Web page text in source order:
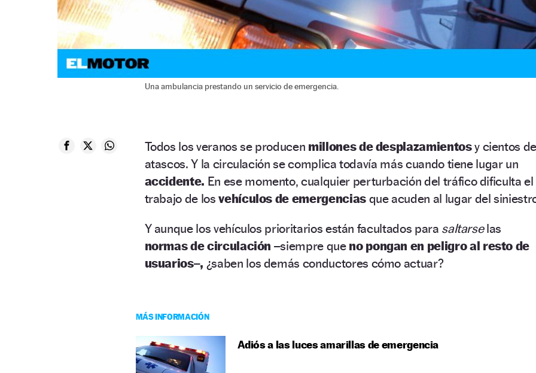
Una ambulancia prestando un servicio de emergencia.
Todos los veranos se producen millones de desplazamientosy cientos
atascos. Y la circulación se complica todavía más cuando tiene lugar un
accidente. En ese momento, cualquier perturbación del tráfico dificulta el
trabajo de losvehículos de emergencias que acuden al lugar del
Y aunque los vehículos prioritarios están facultados para saltarselas
normas de circulación –siempre que no pongan en peligro al resto de
usuarios–, ¿saben los demás conductores cómo actuar?
MÁS INFORMACIÓN
Adiós a las luces amarillas de emergencia